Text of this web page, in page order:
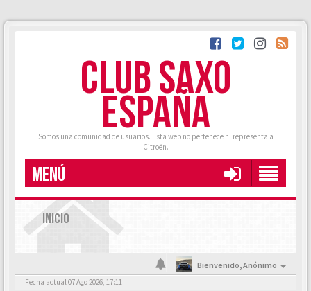
CLUB SAXO
ESPAÑA
Somos una comunidad de usuarios. Esta web no pertenece ni representa a
Citroën.
MENÚ
INICIO
Bienvenido,Anónimo
Fecha actual 07 Ago 2026, 17:11